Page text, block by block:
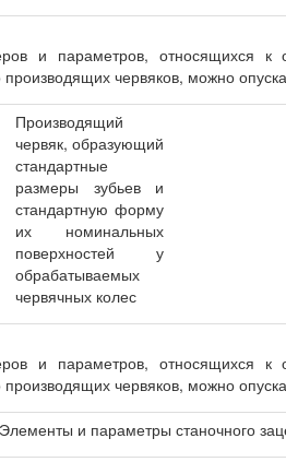
и параметров, относящихся к
производящих червяков, можно
Производящий
червяк, образующий
стандартные
размеры зубьев и
стандартную форму
их номинальных
поверхностей у
обрабатываемых
червячных колес
и параметров, относящихся к
производящих червяков, можно
и параметры станочного